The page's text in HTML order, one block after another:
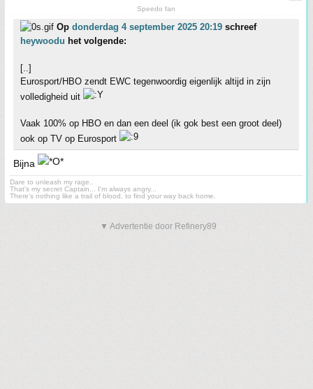
Speedo fan
Op donderdag 4 september 2025 20:19 schreef
heywoodu het volgende:
[..]
Eurosport/HBO zendt EWC tegenwoordig eigenlijk altijd in zijn
volledigheid uit
Vaak 100% op HBO en dan een deel (ik gok best een groot deel)
ook op TV op Eurosport
Bijna
Dare to unleash my rage..
That's my secret Captain... I'm always angry...
There's nothing like a trail of blood, to find your way back home.
▼ Advertentie door Refinery89